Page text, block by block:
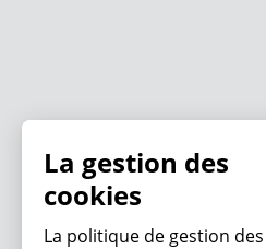
La gestion des
cookies
La politique de gestion des